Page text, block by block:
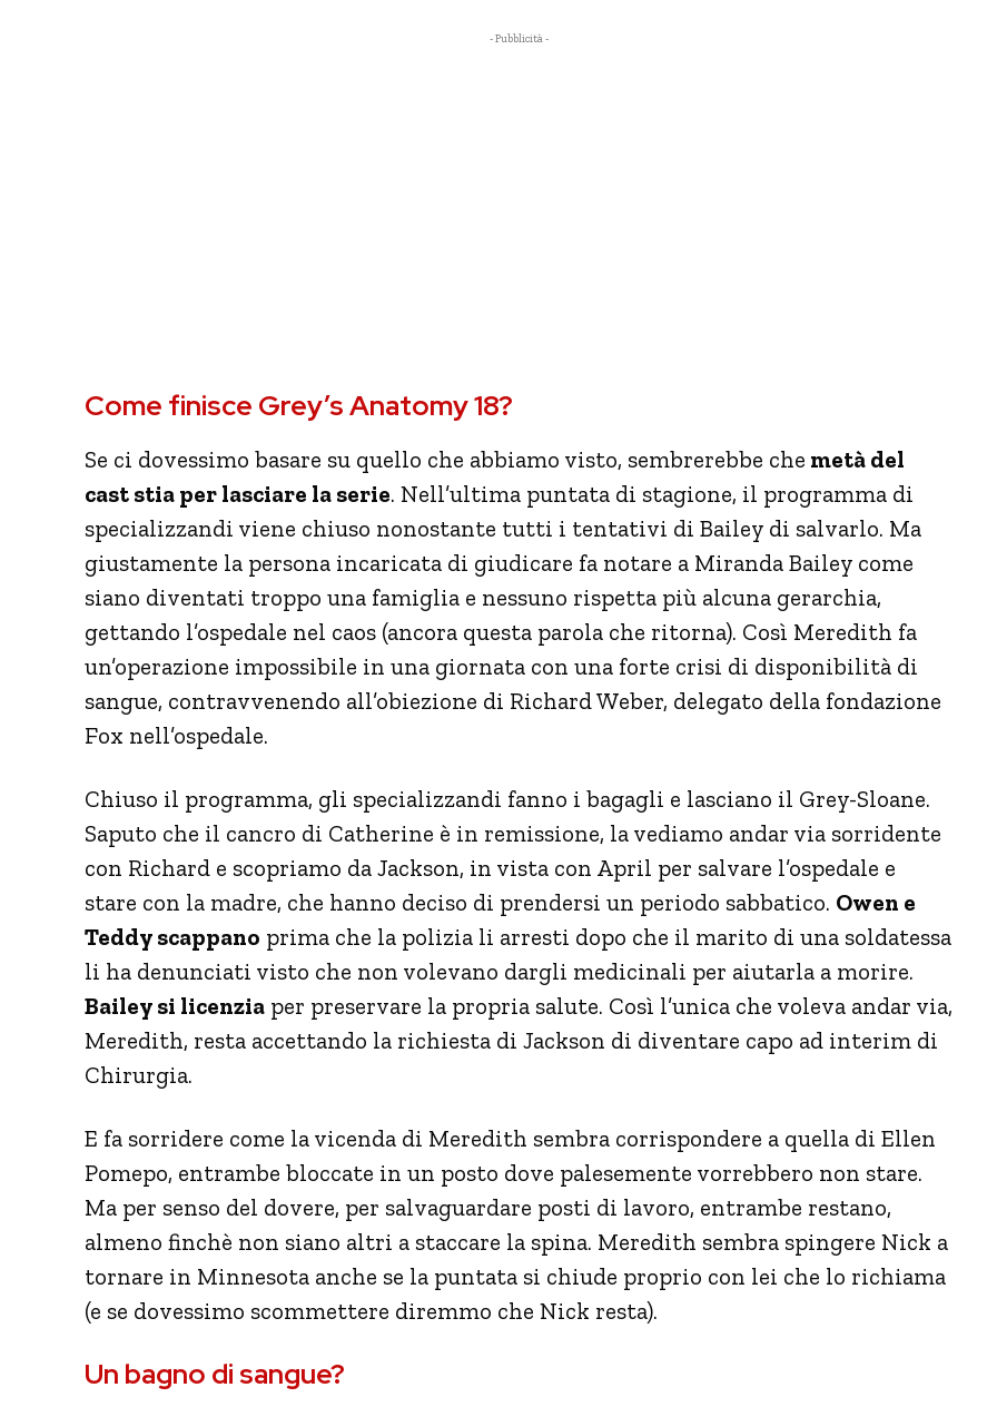
- Pubblicità -
Come finisce Grey’s Anatomy 18?
Se ci dovessimo basare su quello che abbiamo visto, sembrerebbe che metà del
cast stia per lasciare la serie. Nell’ultima puntata di stagione, il programma di
specializzandi viene chiuso nonostante tutti i tentativi di Bailey di salvarlo. Ma
giustamente la persona incaricata di giudicare fa notare a Miranda Bailey come
siano diventati troppo una famiglia e nessuno rispetta più alcuna gerarchia,
gettando l’ospedale nel caos (ancora questa parola che ritorna). Così Meredith fa
un’operazione impossibile in una giornata con una forte crisi di disponibilità di
sangue, contravvenendo all’obiezione di Richard Weber, delegato della fondazione
Fox nell’ospedale.
Chiuso il programma, gli specializzandi fanno i bagagli e lasciano il Grey-Sloane.
Saputo che il cancro di Catherine è in remissione, la vediamo andar via sorridente
con Richard e scopriamo da Jackson, in vista con April per salvare l’ospedale e
stare con la madre, che hanno deciso di prendersi un periodo sabbatico. Owen e
Teddy scappano prima che la polizia li arresti dopo che il marito di una soldatessa
li ha denunciati visto che non volevano dargli medicinali per aiutarla a morire.
Bailey si licenzia per preservare la propria salute. Così l’unica che voleva andar via,
Meredith, resta accettando la richiesta di Jackson di diventare capo ad interim di
Chirurgia.
E fa sorridere come la vicenda di Meredith sembra corrispondere a quella di Ellen
Pomepo, entrambe bloccate in un posto dove palesemente vorrebbero non stare.
Ma per senso del dovere, per salvaguardare posti di lavoro, entrambe restano,
almeno finchè non siano altri a staccare la spina. Meredith sembra spingere Nick a
tornare in Minnesota anche se la puntata si chiude proprio con lei che lo richiama
(e se dovessimo scommettere diremmo che Nick resta).
Un bagno di sangue?